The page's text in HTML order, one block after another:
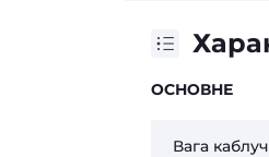
ОСНОВНЕ
Вага